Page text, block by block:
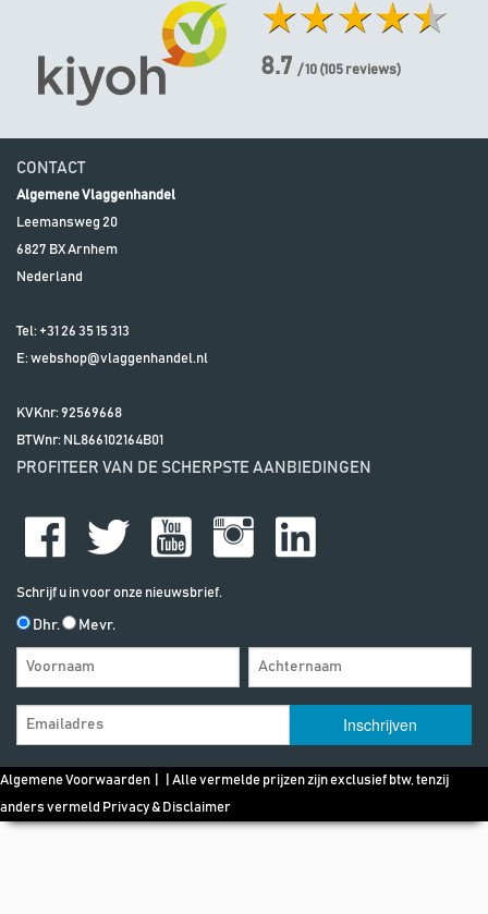
8.7 / 10 (105 reviews)
CONTACT
Algemene Vlaggenhandel
Leemansweg 20
6827 BXArnhem
Nederland
Tel: +31 26 35 15 313
E:webshop@vlaggenhandel.nl
KVKnr: 92569668
BTWnr: NL866102164B01
PROFITEER VAN DE SCHERPSTE AANBIEDINGEN
Schrijf u in voor onze nieuwsbrief.
Dhr. Mevr.
Algemene Voorwaarden | | Alle vermelde prijzen zijn exclusief btw, tenzij
anders vermeld Privacy & Disclaimer